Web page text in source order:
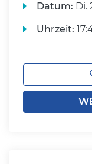
Datum: Di.
Uhrzeit: